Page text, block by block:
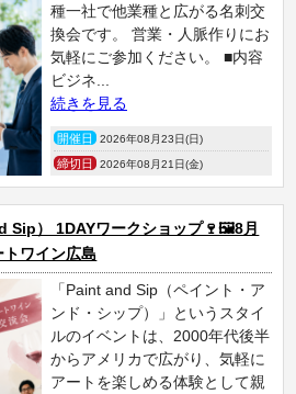
種一社で他業種と広がる名刺交
換会です。 営業・人脈作りにお
気軽にご参加ください。 ■内容
ビジネ...
続きを見る
開催日 2026年08月23日(日)
締切日 2026年08月21日(金)
Sip） 1DAYワークショップ🍷🖼️8月
ワイン広島
「Paint and Sip（ペイント・ア
ンド・シップ）」というスタイ
ルのイベントは、2000年代後半
からアメリカで広がり、気軽に
アートを楽しめる体験として親